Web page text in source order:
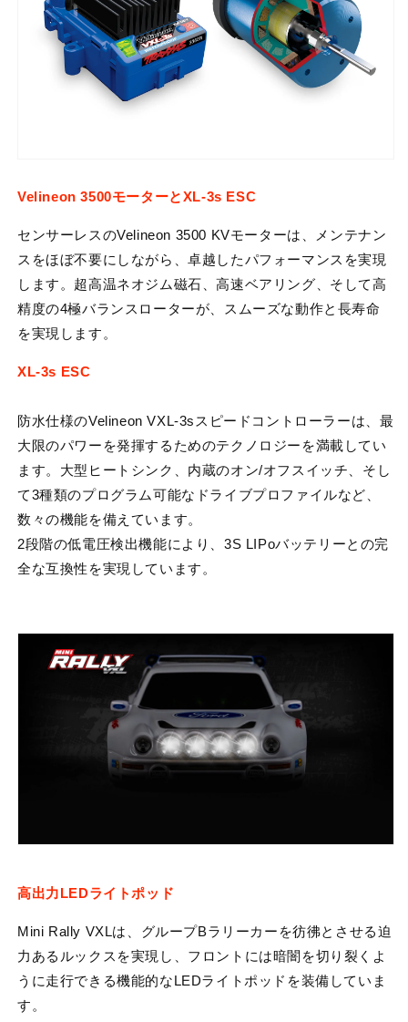
Velineon 3500モーターとXL-3s ESC
センサーレスのVelineon 3500 KVモーターは、メンテナン
スをほぼ不要にしながら、卓越したパフォーマンスを実現
します。超高温ネオジム磁石、高速ベアリング、そして高
精度の4極バランスローターが、スムーズな動作と長寿命
を実現します。
XL-3s ESC
防水仕様のVelineon VXL-3s スピードコントローラーは、最
大限のパワーを発揮するためのテクノロジーを満載してい
ます。大型ヒートシンク、内蔵のオン/オフスイッチ、そし
て3種類のプログラム可能なドライブプロファイルなど、
数々の機能を備えています。
2段階の低電圧検出機能により、3S LIPoバッテリーとの完
全な互換性を実現しています。
高出力LEDライトポッド
Mini Rally VXLは、グループBラリーカーを彷彿とさせる迫
力あるルックスを実現し、フロントには暗闇を切り裂くよ
うに走行できる機能的なLEDライトポッドを装備していま
す。